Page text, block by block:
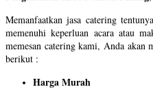
Memanfaatkan jasa catering
memenuhi keperluan acara atau
memesan catering kami, Anda akan
berikut :
Harga Murah